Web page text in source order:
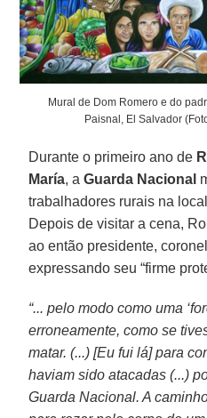
Mural de Dom Romero e do
Paisnal, El Salvador
Durante o primeiro ano de
María, aGuarda Nacional
trabalhadores rurais na
Depois de visitar a cena,
ao então presidente,
expressando seu “firme
“... pelo modo como uma
erroneamente, como se
matar. (...) [Eu fui lá] para
haviam sido atacadas (...)
Guarda Nacional. A